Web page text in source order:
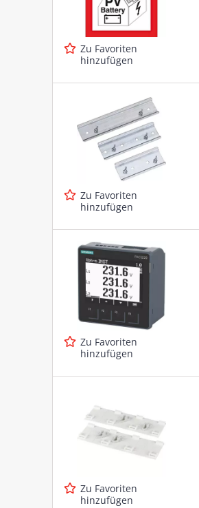
Zu Favoriten
hinzufügen
Zu Favoriten
hinzufügen
Zu Favoriten
hinzufügen
Zu Favoriten
hinzufügen